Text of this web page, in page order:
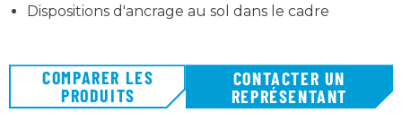
Dispositions d'ancrage au sol dans le cadre
COMPARER LES
PRODUITS
CONTACTER UN
REPRÉSENTANT